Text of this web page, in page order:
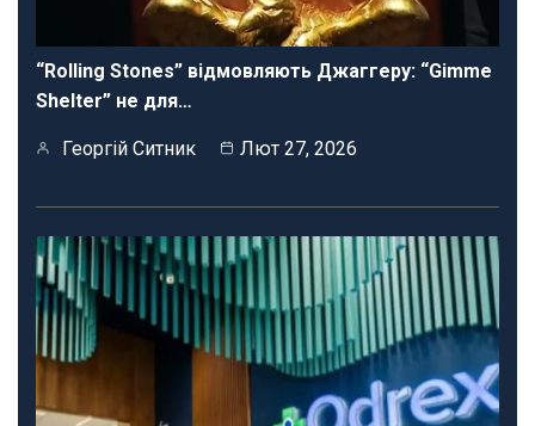
“Rolling Stones” відмовляють Джаггеру: “Gimme
Shelter” не для…
Георгій Ситник Лют 27, 2026